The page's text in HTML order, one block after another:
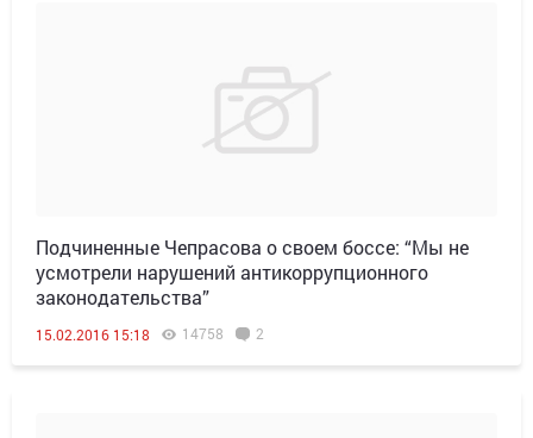
Подчиненные Чепрасова о своем боссе: “Мы не
усмотрели нарушений антикоррупционного
законодательства”
15.02.2016 15:18 14758 2